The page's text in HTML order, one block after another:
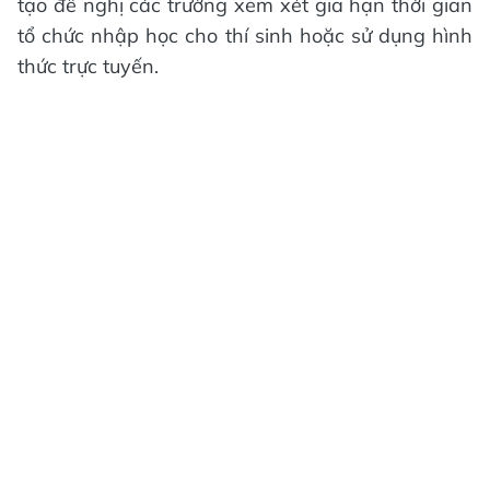
tổ chức nhập học cho thí sinh hoặc sử dụng hình
thức trực tuyến.